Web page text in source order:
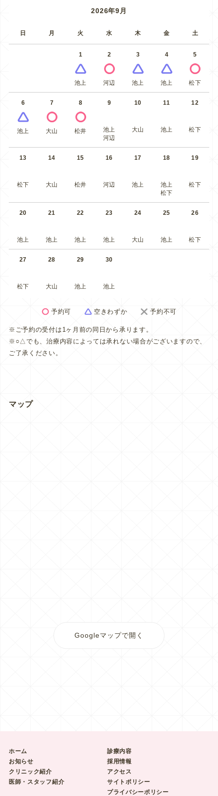
2026年9月
日 月 火 水 木 金 土
1
池上
2
河辺
3
池上
4
池上
5
松下
6
池上
7
大山
8
松井
9
池上
河辺
10
大山
11
池上
12
松下
13
松下
14
大山
15
松井
16
河辺
17
池上
18
池上
松下
19
松下
20
池上
21
池上
22
池上
23
池上
24
大山
25
池上
26
松下
27
松下
28
大山
29
池上
30
池上
予約可 空きわずか 予約不可
※ご予約の受付は1ヶ月前の同日から承ります。
※○△でも、治療内容によっては承れない場合がございますので、
ご了承ください。
マップ
Googleマップで開く
ホーム
お知らせ
クリニック紹介
医師・スタッフ紹介
診療内容
採用情報
アクセス
サイトポリシー
プライバシーポリシー